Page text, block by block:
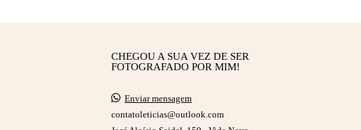
CHEGOU A SUA VEZ DE SER
FOTOGRAFADO POR MIM!
Enviar mensagem
contatoleticias@outlook.com